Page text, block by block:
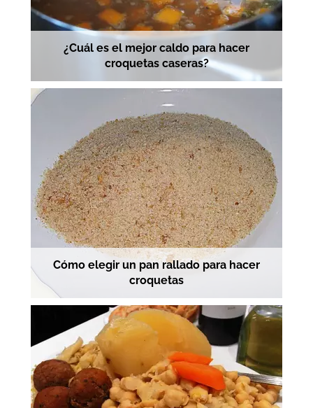
¿Cuál es el mejor caldo para hacer
croquetas caseras?
Cómo elegir un pan rallado para hacer
croquetas